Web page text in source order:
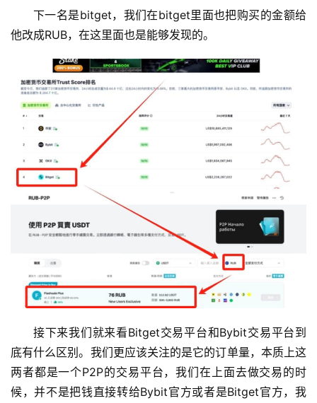
下一名是bitget，我们在bitget里面也把购买的金额给
他改成RUB，在这里面也是能够发现的。
接下来我们就来看Bitget交易平台和Bybit交易平台到
底有什么区别。我们更应该关注的是它的订单量，本质上这
两者都是一个P2P的交易平台，我们在上面去做交易的时
候，并不是把钱直接转给Bybit官方或者是Bitget官方，我